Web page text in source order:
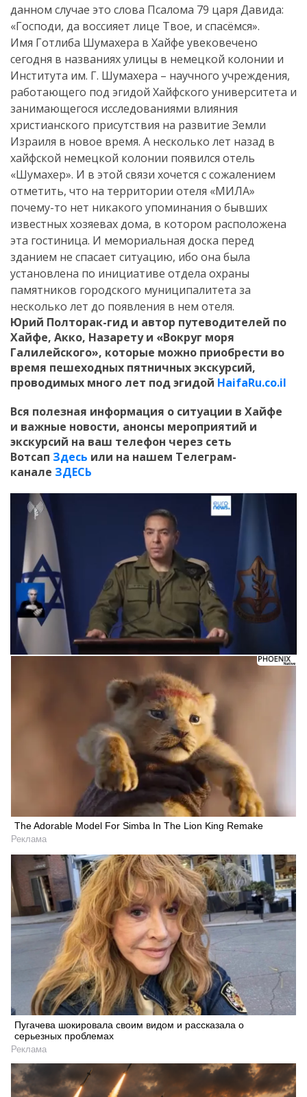
Искать
данном случае это слова Псалома 79 царя Давида:
«Господи, да воссияет лице Твое, и спасёмся».
Имя Готлиба Шумахера в Хайфе увековечено
сегодня в названиях улицы в немецкой колонии и
Института им. Г. Шумахера – научного учреждения,
работающего под эгидой Хайфского университета и
занимающегося исследованиями влияния
христианского присутствия на развитие Земли
Израиля в новое время. А несколько лет назад в
хайфской немецкой колонии появился отель
«Шумахер». И в этой связи хочется с сожалением
отметить, что на территории отеля «МИЛА»
почему-то нет никакого упоминания о бывших
известных хозяевах дома, в котором расположена
эта гостиница. И мемориальная доска перед
зданием не спасает ситуацию, ибо она была
установлена по инициативе отдела охраны
памятников городского муниципалитета за
несколько лет до появления в нем отеля.
Юрий Полторак-гид и автор путеводителей по
Хайфе, Акко, Назарету и «Вокруг моря
Галилейского», которые можно приобрести во
время пешеходных пятничных экскурсий,
проводимых много лет под эгидой HaifaRu.co.il
Вся полезная информация о ситуации в Хайфе
и важные новости, анонсы мероприятий и
экскурсий на ваш телефон через сеть
Вотсап Здесь или на нашем Телеграм-
канале ЗДЕСЬ
The Adorable Model For Simba In The Lion King Remake
Реклама
Пугачева шокировала своим видом и рассказала о
серьезных проблемах
Реклама